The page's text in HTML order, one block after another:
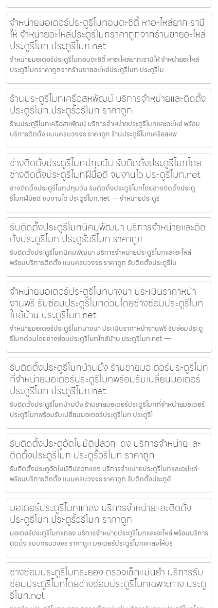
จำหน่ายมอเตอร์ประตูรีโมทอมตะซิตี้ หาอะไหล่ยากเรามี
ให้ จำหน่ายอะไหล่ประตูรีโมทราคาถูกจากร้านขายอะไหล่
ประตูรีโมท ประตูรีโมท.net
จำหน่ายมอเตอร์ประตูรีโมทอมตะซิตี้ หาอะไหล่ยากเรามีให้ จำหน่ายอะไหล่
ประตูรีโมทราคาถูกจากร้านขายอะไหล่ประตูรีโมท ประตูรีโม
ร้านประตูรีโมทเครือสหพัฒน์ บริการจำหน่ายและติดตั้ง
ประตูรีโมท ประตูรั้วรีโมท ราคาถูก
ร้านประตูรีโมทเครือสหพัฒน์ บริการจำหน่ายประตูรีโมทและอะไหล่ พร้อม
บริการติดตั้ง แบบครบวงจร ราคาถูก ร้านประตูรีโมทเครือสหพ
ช่างติดตั้งประตูรีโมทปทุมวัน รับติดตั้งประตูรีโมทโดย
ช่างติดตั้งประตูรีโมทฝีมือดี จบงานไว ประตูรีโมท.net
ช่างติดตั้งประตูรีโมทปทุมวัน รับติดตั้งประตูรีโมทโดยช่างติดตั้งประตู
รีโมทฝีมือดี จบงานไว ประตูรีโมท.net — จำหน่ายประตูรี
รับติดตั้งประตูรีโมทนิคมพัฒนา บริการจำหน่ายและติด
ตั้งประตูรีโมท ประตูรั้วรีโมท ราคาถูก
รับติดตั้งประตูรีโมทนิคมพัฒนา บริการจำหน่ายประตูรีโมทและอะไหล่
พร้อมบริการติดตั้ง แบบครบวงจร ราคาถูก รับติดตั้งประตูรีโม
จำหน่ายมอเตอร์ประตูรีโมทบางนา ประเมินราคาหน้า
งานฟรี รับซ่อมประตูรีโมทด่วนโดยช่างซ่อมประตูรีโมท
ใกล้บ้าน ประตูรีโมท.net
จำหน่ายมอเตอร์ประตูรีโมทบางนา ประเมินราคาหน้างานฟรี รับซ่อมประตู
รีโมทด่วนโดยช่างซ่อมประตูรีโมทใกล้บ้าน ประตูรีโมท.net —
รับติดตั้งประตูรีโมทบ้านบึง ร้านขายมอเตอร์ประตูรีโมท
ที่จำหน่ายมอเตอร์ประตูรีโมทพร้อมรับเปลี่ยนมอเตอร์
ประตูรีโมท ประตูรีโมท.net
รับติดตั้งประตูรีโมทบ้านบึง ร้านขายมอเตอร์ประตูรีโมทที่จำหน่ายมอเตอร์
ประตูรีโมทพร้อมรับเปลี่ยนมอเตอร์ประตูรีโมท ประตูรีโ
รับติดตั้งประตูอัตโนมัติปลวกแดง บริการจำหน่ายและ
ติดตั้งประตูรีโมท ประตูรั้วรีโมท ราคาถูก
รับติดตั้งประตูอัตโนมัติปลวกแดง บริการจำหน่ายประตูรีโมทและอะไหล่
พร้อมบริการติดตั้ง แบบครบวงจร ราคาถูก รับติดตั้งประตูอั
มอเตอร์ประตูรีโมทแกลง บริการจำหน่ายและติดตั้ง
ประตูรีโมท ประตูรั้วรีโมท ราคาถูก
มอเตอร์ประตูรีโมทแกลง บริการจำหน่ายประตูรีโมทและอะไหล่ พร้อมบริการ
ติดตั้ง แบบครบวงจร ราคาถูก มอเตอร์ประตูรีโมทแกลงให้บริ
ช่างซ่อมประตูรีโมทระยอง ตรวจเช็กแม่นยำ บริการรับ
ซ่อมประตูรีโมทโดยช่างซ่อมประตูรีโมทเฉพาะทาง ประตู
รีโมท.net